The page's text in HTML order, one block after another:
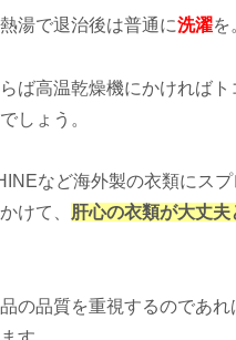
湯で退治後は普通に洗濯を
ば高温乾燥機にかければ
しょう。
など海外製の衣類にス
けて、 肝心の衣類が大丈夫
の品質を重視するのであれ